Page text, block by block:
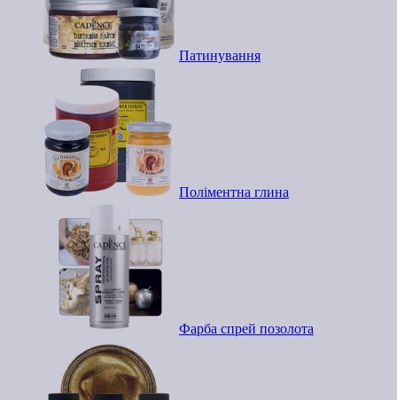
Патинування
Поліментна глина
Фарба спрей позолота